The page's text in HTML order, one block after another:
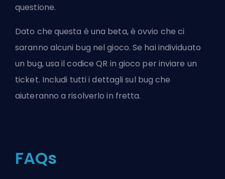
questione.
Dato che questa è una beta, è ovvio che ci
saranno alcuni bug nel gioco. Se hai individuato
un bug, usa il codice QR in gioco per inviare un
ticket. Includi tutti i dettagli sul bug che
aiuteranno a risolverlo in fretta.
FAQs